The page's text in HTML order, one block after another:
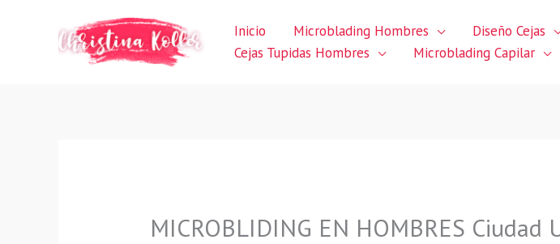
Inicio Microblading Hombres Diseño Cejas
Cejas Tupidas Hombres
Microblading Capilar
MICROBLIDING EN HOMBRES Ciudad